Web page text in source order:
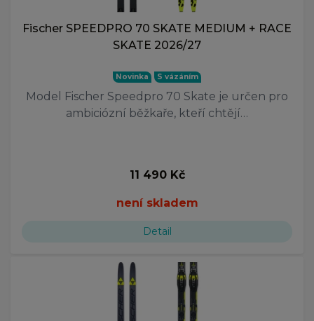
Fischer SPEEDPRO 70 SKATE MEDIUM + RACE
SKATE 2026/27
Novinka S vázáním
Model Fischer Speedpro 70 Skate je určen pro
ambiciózní běžkaře, kteří chtějí…
11 490 Kč
není skladem
Detail